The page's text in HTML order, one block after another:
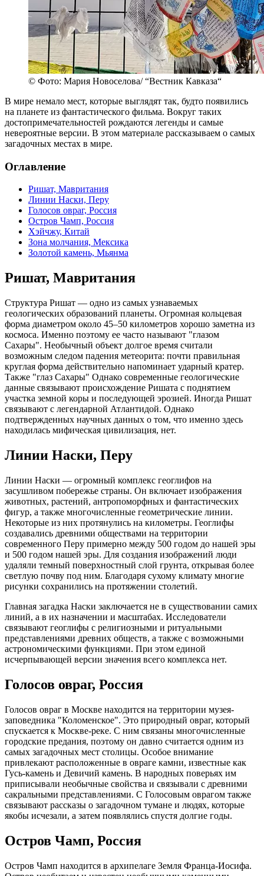
© Фото: Мария Новоселова/ “Вестник Кавказа“
В мире немало мест, которые выглядят так, будто появились
на планете из фантастического фильма. Вокруг таких
достопримечательностей рождаются легенды и самые
невероятные версии. В этом материале рассказываем о самых
загадочных местах в мире.
Оглавление
Ришат, Мавритания
Линии Наски, Перу
Голосов овраг, Россия
Остров Чамп, Россия
Хэйчжу, Китай
Зона молчания, Мексика
Золотой камень, Мьянма
Ришат, Мавритания
Структура Ришат — одно из самых узнаваемых
геологических образований планеты. Огромная кольцевая
форма диаметром около 45–50 километров хорошо заметна из
космоса. Именно поэтому ее часто называют "глазом
Сахары". Необычный объект долгое время считали
возможным следом падения метеорита: почти правильная
круглая форма действительно напоминает ударный кратер.
Также "глаз Сахары" Однако современные геологические
данные связывают происхождение Ришата с поднятием
участка земной коры и последующей эрозией. Иногда Ришат
связывают с легендарной Атлантидой. Однако
подтвержденных научных данных о том, что именно здесь
находилась мифическая цивилизация, нет.
Линии Наски, Перу
Линии Наски — огромный комплекс геоглифов на
засушливом побережье страны. Он включает изображения
животных, растений, антропоморфных и фантастических
фигур, а также многочисленные геометрические линии.
Некоторые из них протянулись на километры. Геоглифы
создавались древними обществами на территории
современного Перу примерно между 500 годом до нашей эры
и 500 годом нашей эры. Для создания изображений люди
удаляли темный поверхностный слой грунта, открывая более
светлую почву под ним. Благодаря сухому климату многие
рисунки сохранились на протяжении столетий.
Главная загадка Наски заключается не в существовании самих
линий, а в их назначении и масштабах. Исследователи
связывают геоглифы с религиозными и ритуальными
представлениями древних обществ, а также с возможными
астрономическими функциями. При этом единой
исчерпывающей версии значения всего комплекса нет.
Голосов овраг, Россия
Голосов овраг в Москве находится на территории музея-
заповедника "Коломенское". Это природный овраг, который
спускается к Москве-реке. С ним связаны многочисленные
городские предания, поэтому он давно считается одним из
самых загадочных мест столицы. Особое внимание
привлекают расположенные в овраге камни, известные как
Гусь-камень и Девичий камень. В народных поверьях им
приписывали необычные свойства и связывали с древними
сакральными представлениями. С Голосовым оврагом также
связывают рассказы о загадочном тумане и людях, которые
якобы исчезали, а затем появлялись спустя долгие годы.
Остров Чамп, Россия
Остров Чамп находится в архипелаге Земля Франца-Иосифа.